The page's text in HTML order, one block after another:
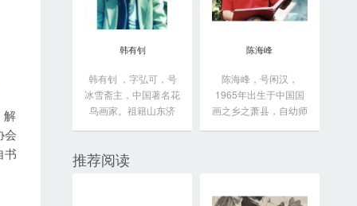
解
会
书
韩有钊
韩有钊 ，字弘可，号
冰雪斋主，中国著名花
鸟画家。祖籍山东济
陈海峰
陈海峰，号闲汉，
1965年出生于中国国
画之乡之萧县，自幼师
推荐阅读